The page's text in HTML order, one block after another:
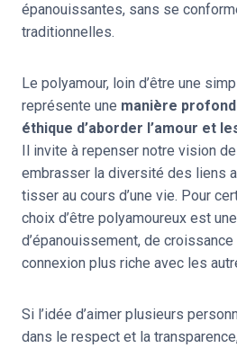
épanouissantes, sans se
traditionnelles.
Le polyamour, loin d’être une
représente une manière
éthique d’aborder l’amour et
Il invite à repenser notre vision
embrasser la diversité des liens
tisser au cours d’une vie. Pour
choix d’être polyamoureux est
d’épanouissement, de
connexion plus riche avec les
Si l’idée d’aimer plusieurs
dans le respect et la